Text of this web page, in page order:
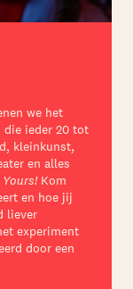
we het
die ieder 20 tot
kleinkunst,
en alles
Kom
en hoe jij
liever
experiment
door een